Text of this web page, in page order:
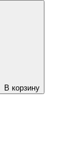
В корзину